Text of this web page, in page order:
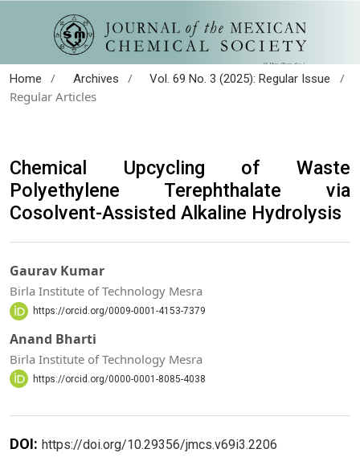
Home / Archives / Vol. 69 No. 3 (2025): Regular Issue
/
Regular Articles
Chemical Upcycling of Waste
Polyethylene Terephthalate via
Cosolvent-Assisted Alkaline Hydrolysis
Gaurav Kumar
Birla Institute of Technology Mesra
https://orcid.org/0009-0001-4153-7379
Anand Bharti
Birla Institute of Technology Mesra
https://orcid.org/0000-0001-8085-4038
DOI: https://doi.org/10.29356/jmcs.v69i3.2206